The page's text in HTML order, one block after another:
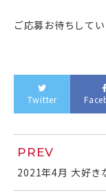
ご応募お待ちしてい
Twitter
PREV
2021年4月 大好き